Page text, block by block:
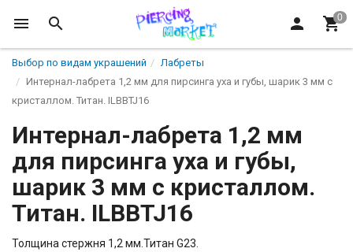
Выбор по видам украшений
Лабреты
Интернал-лабрета 1,2 мм для пирсинга уха и губы, шарик 3 мм с
кристаллом. Титан. ILBBTJ16
Интернал-лабрета 1,2 мм
для пирсинга уха и губы,
шарик 3 мм с кристаллом.
Титан. ILBBTJ16
Толщина стержня 1,2 мм.Титан G23.